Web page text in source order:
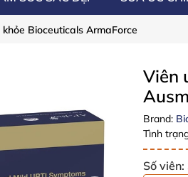
Bioceuticals ArmaForce
Viên
Brand:
Tình
Số viên: